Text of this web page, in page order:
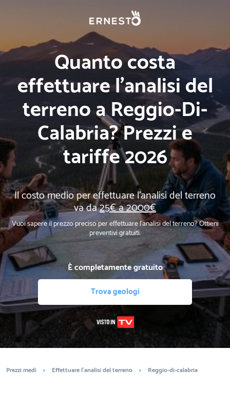
Quanto costa
effettuare l'analisi del
terreno a Reggio-Di-
Calabria? Prezzi e
tariffe 2026
Il costo medio per effettuare l'analisi del terreno
va da25€ a 2000€
Vuoi sapere il prezzo preciso per effettuare l'analisi del terreno? Ottieni
preventivi gratuiti.
È completamente gratuito
Trova geologi
Prezzi medi > Effettuare l'analisi del terreno > Reggio-di-calabria